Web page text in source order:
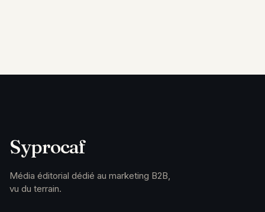
Syprocaf
Média éditorial dédié au marketing B2B,
vu du terrain.